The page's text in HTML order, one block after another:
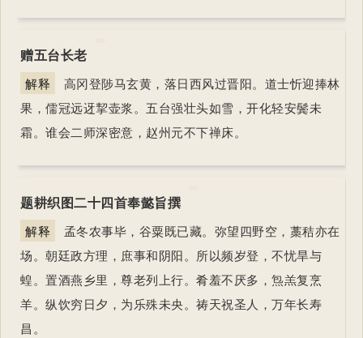
赠五台长老
解释
高冈登陟马玄黄，落日西风过晋阳。道士忻迎捧林
果，儒冠远迓挈壶浆。五台强壮头如雪，开化轻安鬓未
霜。谁会二师深密意，赵州元不下禅床。
题耕织图二十四首奉懿旨撰
解释
孟冬农事毕，谷粟既已藏。弥望四野空，藁秸亦在
场。朝廷政方理，庶事和阴阳。所以频岁登，不忧旱与
蝗。置酒燕乡里，尊老列上行。肴羞不厌多，炰羔复烹
羊。纵饮穷日夕，为乐殊未央。祷天祝圣人，万年长寿
昌。